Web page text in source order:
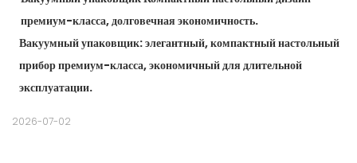
премиум-класса, долговечная экономичность.
Вакуумный упаковщик: элегантный, компактный настольный
прибор премиум-класса, экономичный для длительной
эксплуатации.
2026-07-02